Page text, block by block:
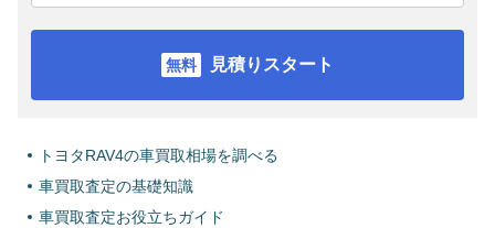
見積りスタート
トヨタRAV4の車買取相場を調べる
車買取査定の基礎知識
車買取査定お役立ちガイド